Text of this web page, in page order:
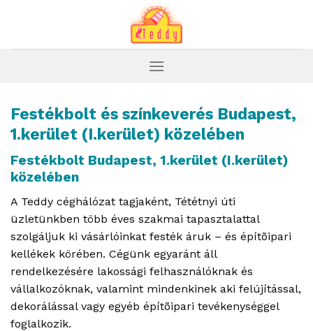
Festékbolt és színkeverés Budapest,
1.kerület (I.kerület) közelében
Festékbolt Budapest, 1.kerület (I.kerület)
közelében
A Teddy céghálózat tagjaként, Tététnyi úti
üzletünkben több éves szakmai tapasztalattal
szolgáljuk ki vásárlóinkat festék áruk – és építõipari
kellékek körében. Cégünk egyaránt áll
rendelkezésére lakossági felhasználóknak és
vállalkozóknak, valamint mindenkinek aki felújítással,
dekorálással vagy egyéb építõipari tevékenységgel
foglalkozik.